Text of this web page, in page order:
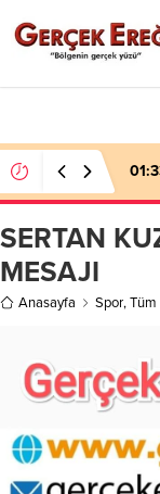
SERTAN
MESAJI
Anasayfa Spor,